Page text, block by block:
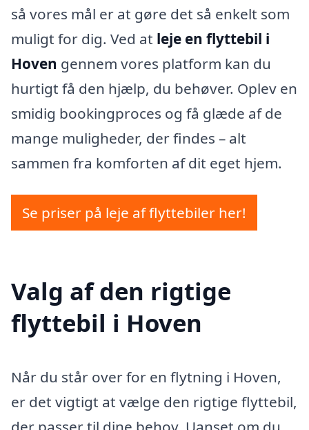
så vores mål er at gøre det så enkelt som
muligt for dig. Ved at leje en flyttebil i
Hoven gennem vores platform kan du
hurtigt få den hjælp, du behøver. Oplev en
smidig bookingproces og få glæde af de
mange muligheder, der findes – alt
sammen fra komforten af dit eget hjem.
Se priser på leje af flyttebiler her!
Valg af den rigtige
flyttebil i Hoven
Når du står over for en flytning i Hoven,
er det vigtigt at vælge den rigtige flyttebil,